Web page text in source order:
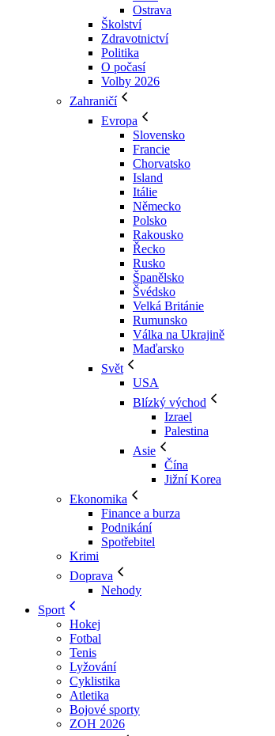
Ostrava
Školství
Zdravotnictví
Politika
O počasí
Volby 2026
Zahraničí
Evropa
Slovensko
Francie
Chorvatsko
Island
Itálie
Německo
Polsko
Rakousko
Řecko
Rusko
Španělsko
Švédsko
Velká Británie
Rumunsko
Válka na Ukrajině
Maďarsko
Svět
USA
Blízký východ
Izrael
Palestina
Asie
Čína
Jižní Korea
Ekonomika
Finance a burza
Podnikání
Spotřebitel
Krimi
Doprava
Nehody
Sport
Hokej
Fotbal
Tenis
Lyžování
Cyklistika
Atletika
Bojové sporty
ZOH 2026